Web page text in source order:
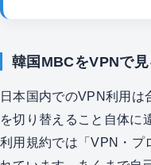
韓国MBCをVPNで
日本国内でのVPN利用は
を切り替えること自体に
利用規約では「VPN・プ